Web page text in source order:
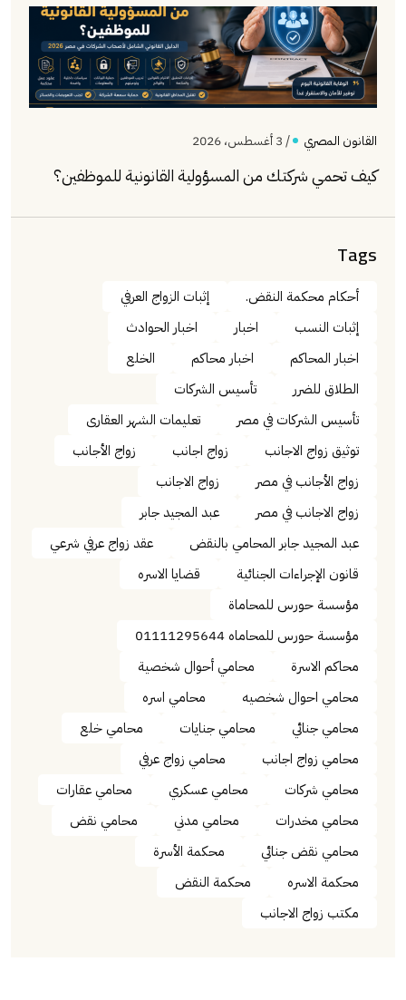
القانون المصري / 3 أغسطس، 2026
كيف تحمي شركتك من المسؤولية القانونية للموظفين؟
Tags
أحكام محكمة النقض.
إثبات الزواج العرفي
إثبات النسب
اخبار
اخبار الحوادث
اخبار المحاكم
اخبار محاكم
الخلع
الطلاق للضرر
تأسيس الشركات
تأسيس الشركات في مصر
تعليمات الشهر العقارى
توثيق زواج الاجانب
زواج اجانب
زواج الأجانب
زواج الأجانب في مصر
زواج الاجانب
زواج الاجانب في مصر
عبد المجيد جابر
عبد المجيد جابر المحامي بالنقض
عقد زواج عرفي شرعي
قانون الإجراءات الجنائية
قضايا الاسره
مؤسسة حورس للمحاماة
مؤسسة حورس للمحاماه 01111295644
محاكم الاسرة
محامي أحوال شخصية
محامي احوال شخصيه
محامي اسره
محامي جنائي
محامي جنايات
محامي خلع
محامي زواج اجانب
محامي زواج عرفي
محامي شركات
محامي عسكري
محامي عقارات
محامي مخدرات
محامي مدني
محامي نقض
محامي نقض جنائي
محكمة الأسرة
محكمة الاسره
محكمة النقض
مكتب زواج الاجانب